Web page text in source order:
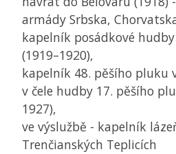
armády Srbska,
kapelník posádkové
(1919–1920),
kapelník 48. pěšího pluku
v čele hudby 17. pěšího
1927),
ve výslužbě - kapelník
Trenčianských Teplicích